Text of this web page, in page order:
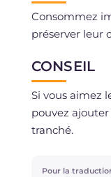
Consommez
préserver leur
CONSEIL
Si vous aimez
pouvez
tranché.
Pour la